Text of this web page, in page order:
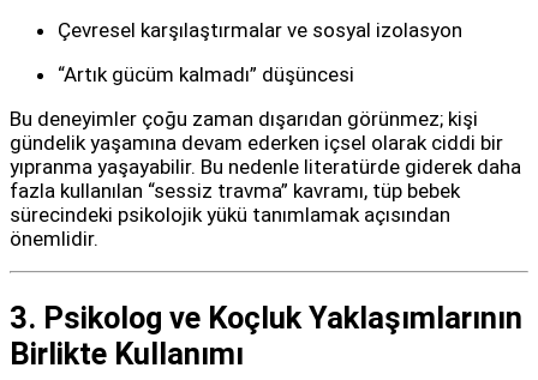
Çevresel karşılaştırmalar ve sosyal izolasyon
“Artık gücüm kalmadı” düşüncesi
Bu deneyimler çoğu zaman dışarıdan görünmez; kişi
gündelik yaşamına devam ederken içsel olarak ciddi bir
yıpranma yaşayabilir. Bu nedenle literatürde giderek daha
fazla kullanılan “sessiz travma” kavramı, tüp bebek
sürecindeki psikolojik yükü tanımlamak açısından
önemlidir.
3. Psikolog ve Koçluk Yaklaşımlarının
Birlikte Kullanımı